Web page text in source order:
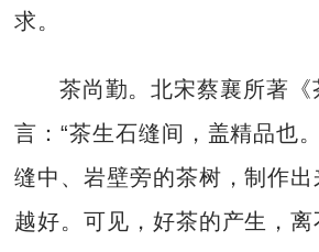
求。
茶尚勤。北宋蔡襄所著《
言：“茶生石缝间，盖精品也
缝中、岩壁旁的茶树，制作
越好。可见，好茶的产生，